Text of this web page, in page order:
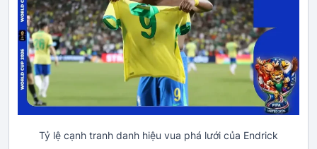
Tỷ lệ cạnh tranh danh hiệu vua phá lưới của Endrick